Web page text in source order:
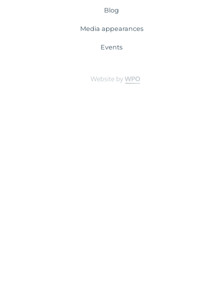
Blog
Media appearances
Events